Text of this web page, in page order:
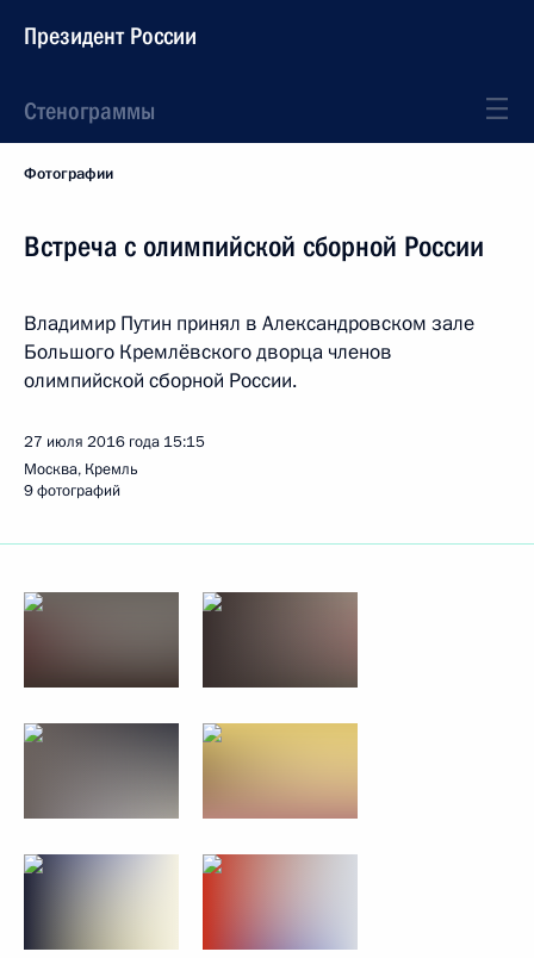
Президент России
Стенограммы
Фотографии
Встреча с олимпийской сборной России
Владимир Путин принял в Александровском зале
Большого Кремлёвского дворца членов
олимпийской сборной России.
27 июля 2016 года 15:15
Москва, Кремль
9 фотографий